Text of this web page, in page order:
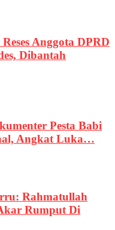
Anggota DPRD
Dibantah
Pesta Babi
Angkat Luka…
Rahmatullah
Rumput Di